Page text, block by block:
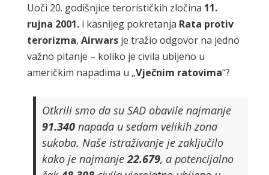
Uoči 20. godišnjice terorističkih zločina 11.
rujna 2001.i kasnijeg pokretanja Rata protiv
terorizma, Airwarsje tražio odgovor na jedno
važno pitanje – koliko je civila ubijeno u
američkim napadima u „Vječnim ratovima“?
Otkrili smo da su SAD obavile najmanje
91.340napada u sedam velikih zona
sukoba. Naše istraživanje je zaključilo
kako je najmanje22.679, a potencijalno